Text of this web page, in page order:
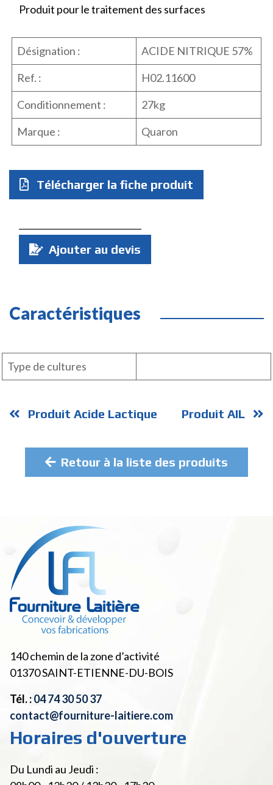
Produit pour le traitement des surfaces
Désignation :
ACIDE NITRIQUE 57%
Ref. :
H02.11600
Conditionnement :
27kg
Marque :
Quaron
Télécharger la fiche produit
Quantité
Ajouter au devis
Caractéristiques
Type de cultures
Produit Acide Lactique Produit AIL
Retour à la liste des produits
140 chemin de la zone d’activité
01370SAINT-ETIENNE-DU-BOIS
Tél. :04 74 30 50 37
contact@fourniture-laitiere.com
Horaires d'ouverture
Du Lundi au Jeudi :